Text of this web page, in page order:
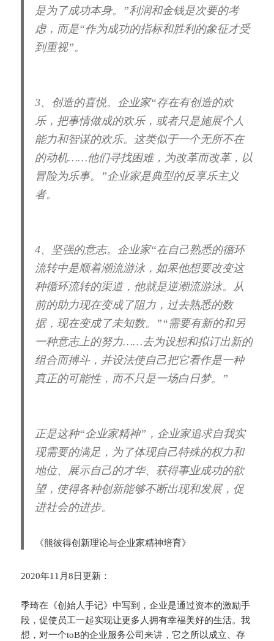
是为了成功本身。”利润和金钱是次要的考
虑，而是“作为成功的指标和胜利的象征才受
到重视”。
3、创造的喜悦。
企业家“存在有创造的欢
乐，把事情做成的欢乐，或者只是施展个人
能力和智谋的欢乐。这类似于一个无所不在
的动机……他们寻找困难，为改革而改革，以
冒险为乐事。”企业家是典型的反享乐主义
者。
4、坚强的意志。
企业家“在自己熟悉的循环
流转中是顺着潮流游泳，如果他想要改变这
种循环流转的渠道，他就是逆潮流游泳。从
前的助力现在变成了阻力，过去熟悉的数
据，现在变成了未知数。”“需要有新的和另
一种意志上的努力……去为设想和拟订出新的
组合而搏斗，并设法使自己把它看作是一种
真正的可能性，而不只是一场白日梦。”
正是这种“企业家精神”，企业家追求自我实
现需要的满足，为了体现自己特殊的权力和
地位、展示自己的才华、获得事业成功的欲
望，使得各种创新能够不断出现和发展，促
进社会的进步。
《熊彼得创新理论与企业家精神培育》
2020年11月8日更新：
季琦在《创始人手记》中写到，企业是通过资本的激励手
段，促使员工一起实现让更多人拥有幸福美好的生活。我
想，对一个toB的企业服务公司来讲，它之所以成立、存